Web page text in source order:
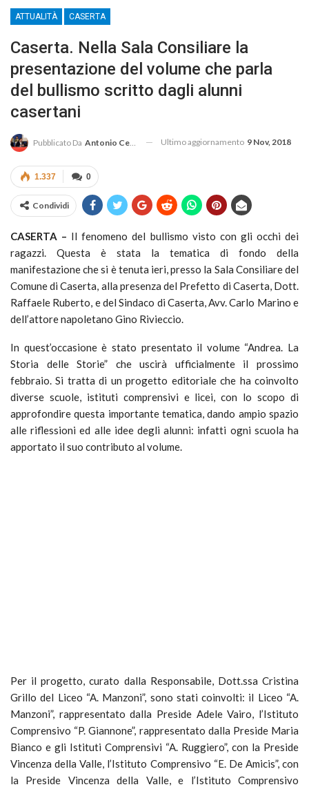
ATTUALITÀ CASERTA
Caserta. Nella Sala Consiliare la
presentazione del volume che parla
del bullismo scritto dagli alunni
casertani
Pubblicato Da Antonio Cembrola Ultimo aggiornamento 9 Nov, 2018
0
1.337
Condividi
CASERTA – Il fenomeno del bullismo visto con gli occhi dei
ragazzi. Questa è stata la tematica di fondo della
manifestazione che si è tenuta ieri, presso la Sala Consiliare del
Comune di Caserta, alla presenza del Prefetto di Caserta, Dott.
Raffaele Ruberto, e del Sindaco di Caserta, Avv. Carlo Marino e
dell’attore napoletano Gino Rivieccio.
In quest’occasione è stato presentato il volume “Andrea. La
Storia delle Storie” che uscirà ufficialmente il prossimo
febbraio. Si tratta di un progetto editoriale che ha coinvolto
diverse scuole, istituti comprensivi e licei, con lo scopo di
approfondire questa importante tematica, dando ampio spazio
alle riflessioni ed alle idee degli alunni: infatti ogni scuola ha
apportato il suo contributo al volume.
Per il progetto, curato dalla Responsabile, Dott.ssa Cristina
Grillo del Liceo “A. Manzoni”, sono stati coinvolti: il Liceo “A.
Manzoni”, rappresentato dalla Preside Adele Vairo, l’Istituto
Comprensivo “P. Giannone”, rappresentato dalla Preside Maria
Bianco e gli Istituti Comprensivi “A. Ruggiero”, con la Preside
Vincenza della Valle, l’Istituto Comprensivo “E. De Amicis”, con
la Preside Vincenza della Valle, e l’Istituto Comprensivo